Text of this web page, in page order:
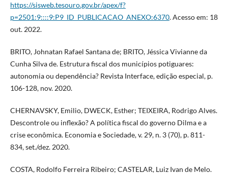
https://sisweb.tesouro.gov.br/apex/f?
p=2501:9::::9:P9_ID_PUBLICACAO_ANEXO:6370. Acesso em: 18
out. 2022.
BRITO, Johnatan Rafael Santana de; BRITO, Jéssica Vivianne da
Cunha Silva de. Estrutura fiscal dos municípios potiguares:
autonomia ou dependência? Revista Interface, edição especial, p.
106-128, nov. 2020.
CHERNAVSKY, Emilio, DWECK, Esther; TEIXEIRA, Rodrigo Alves.
Descontrole ou inflexão? A política fiscal do governo Dilma e a
crise econômica. Economia e Sociedade, v. 29, n. 3 (70), p. 811-
834, set./dez. 2020.
COSTA, Rodolfo Ferreira Ribeiro; CASTELAR, Luiz Ivan de Melo.